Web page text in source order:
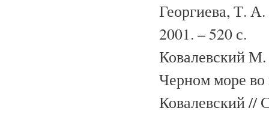
Георгиева, Т.
2001. – 520 с.
Ковалевский
Черном море
Ковалевский //